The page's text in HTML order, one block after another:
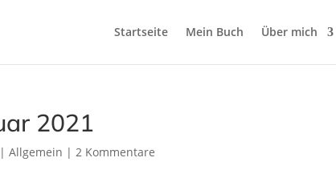
Startseite Mein Buch Über mich
2021
|Allgemein |2 Kommentare